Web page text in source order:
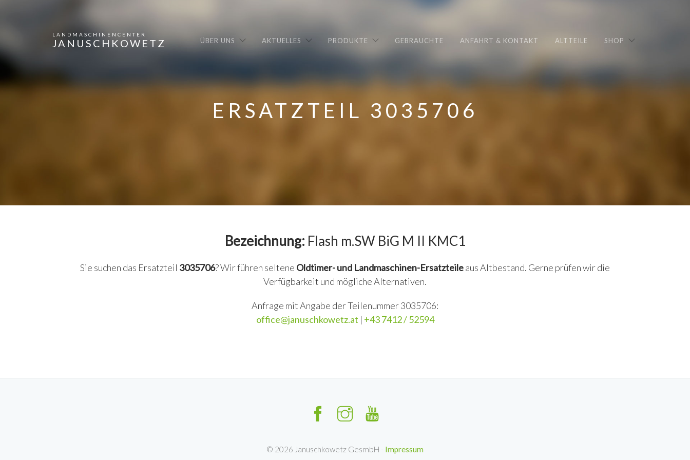
LANDMASCHINENCENTER
JANUSCHKOWETZ ÜBER UNS AKTUELLES PRODUKTE GEBRAUCHTE ANFAHRT & KONTAKT ALTTEILE SHOP
ERSATZTEIL 3035706
Bezeichnung: Flash m.SW BiG M II KMC1
Sie suchen das Ersatzteil 3035706? Wir führen seltene Oldtimer- und Landmaschinen-Ersatzteileaus Altbestand. Gerne prüfen wir die
Verfügbarkeit und mögliche Alternativen.
Anfrage mit Angabe der Teilenummer 3035706:
office@januschkowetz.at | +43 7412 / 52594
© 2026 Januschkowetz GesmbH - Impressum